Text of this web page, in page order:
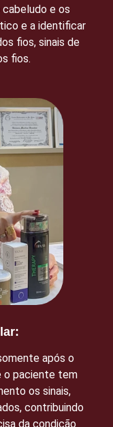
e os
e a identificar
fios, sinais de
fios.
após o
o paciente tem
os sinais,
contribuindo
da condição